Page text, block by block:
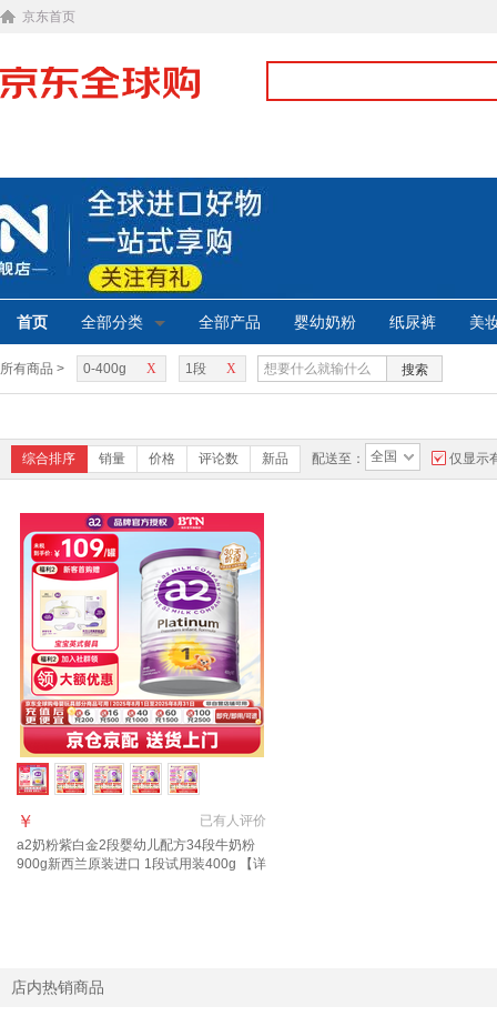
京东首页
首页 全部分类 全部产品 婴幼奶粉 纸尿裤 美
所有商品 > X
0-400g X
1段 搜索
综合排序 销量 价格 评论数 新品 配送至： 全国 仅显示
已有人评价
￥
a2奶粉紫白金2段婴幼儿配方34段牛奶粉
900g新西兰原装进口 1段试用装400g 【详
店内热销商品